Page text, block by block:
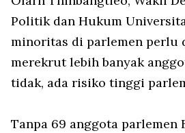
Politik dan Hukum
minoritas di parlemen perlu
merekrut lebih banyak
tidak, ada risiko tinggi
Tanpa 69 anggota parlemen